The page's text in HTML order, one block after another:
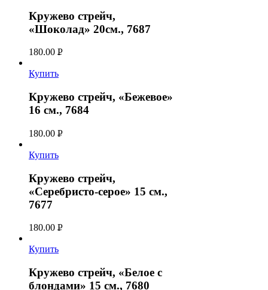
Кружево стрейч,
«Шоколад» 20см., 7687
180.00 Р
Купить
Кружево стрейч, «Бежевое»
16 см., 7684
180.00 Р
Купить
Кружево стрейч,
«Серебристо-серое» 15 см.,
7677
180.00 Р
Купить
Кружево стрейч, «Белое с
блондами» 15 см., 7680